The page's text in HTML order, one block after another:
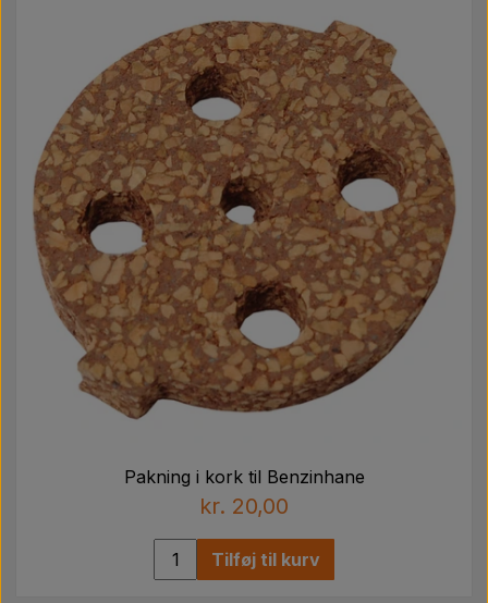
Pakning i kork til Benzinhane
kr. 20,00
Tilføj til kurv